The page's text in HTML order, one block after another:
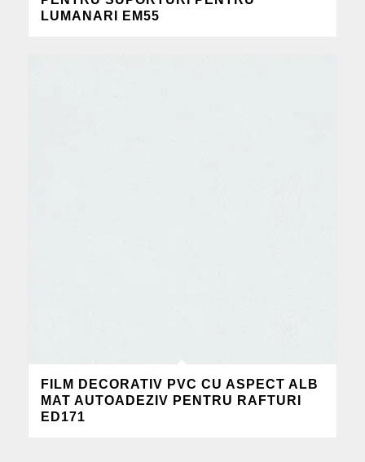
LUMANARI EM55
FILM DECORATIV PVC CU ASPECT ALB
MAT AUTOADEZIV PENTRU RAFTURI
ED171